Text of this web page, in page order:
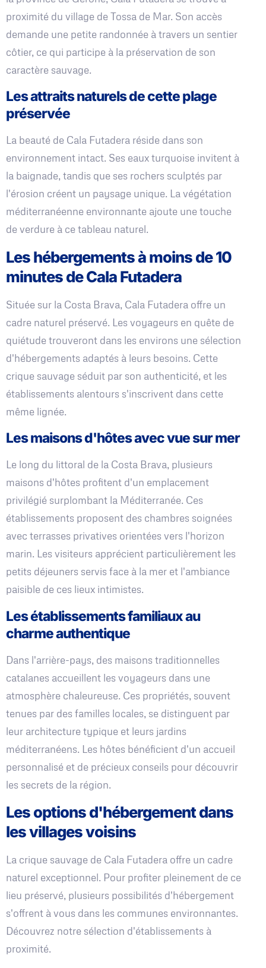
proximité du village de Tossa de Mar. Son accès
demande une petite randonnée à travers un sentier
côtier, ce qui participe à la préservation de son
caractère sauvage.
Les attraits naturels de cette plage
préservée
La beauté de Cala Futadera réside dans son
environnement intact. Ses eaux turquoise invitent à
la baignade, tandis que ses rochers sculptés par
l'érosion créent un paysage unique. La végétation
méditerranéenne environnante ajoute une touche
de verdure à ce tableau naturel.
Les hébergements à moins de 10
minutes de Cala Futadera
Située sur la Costa Brava, Cala Futadera offre un
cadre naturel préservé. Les voyageurs en quête de
quiétude trouveront dans les environs une sélection
d'hébergements adaptés à leurs besoins. Cette
crique sauvage séduit par son authenticité, et les
établissements alentours s'inscrivent dans cette
même lignée.
Les maisons d'hôtes avec vue sur mer
Le long du littoral de la Costa Brava, plusieurs
maisons d'hôtes profitent d'un emplacement
privilégié surplombant la Méditerranée. Ces
établissements proposent des chambres soignées
avec terrasses privatives orientées vers l'horizon
marin. Les visiteurs apprécient particulièrement les
petits déjeuners servis face à la mer et l'ambiance
paisible de ces lieux intimistes.
Les établissements familiaux au
charme authentique
Dans l'arrière-pays, des maisons traditionnelles
catalanes accueillent les voyageurs dans une
atmosphère chaleureuse. Ces propriétés, souvent
tenues par des familles locales, se distinguent par
leur architecture typique et leurs jardins
méditerranéens. Les hôtes bénéficient d'un accueil
personnalisé et de précieux conseils pour découvrir
les secrets de la région.
Les options d'hébergement dans
les villages voisins
La crique sauvage de Cala Futadera offre un cadre
naturel exceptionnel. Pour profiter pleinement de ce
lieu préservé, plusieurs possibilités d'hébergement
s'offrent à vous dans les communes environnantes.
Découvrez notre sélection d'établissements à
proximité.